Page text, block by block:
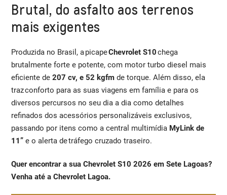
Brutal, do asfalto aos terrenos
mais exigentes
Produzida no Brasil, a picapeChevrolet S10chega
brutalmente forte e potente, com motor turbo diesel mais
eficiente de207 cv, e 52 kgfm de torque. Além disso, ela
traz conforto para as suas viagens em família e para os
diversos percursos no seu dia a dia como detalhes
refinados dos acessórios personalizáveis exclusivos,
passando por itens como a central multimídia MyLink de
11” e o alerta de tráfego cruzado traseiro.
Quer encontrar a sua Chevrolet S10 2026 em Sete Lagoas?
Venha até a Chevrolet Lagoa.